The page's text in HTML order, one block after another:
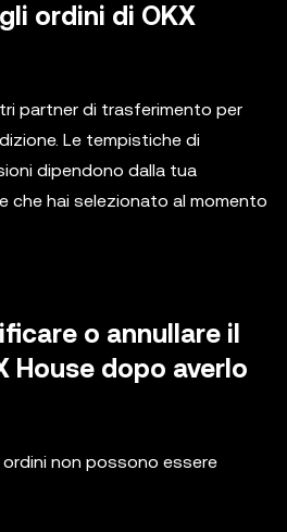
ordini di OKX
partner di trasferimento per
Le tempistiche di
dipendono dalla tua
che hai selezionato al momento
o annullare il
House dopo averlo
non possono essere